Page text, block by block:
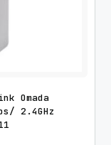
Omada
2.4GHz